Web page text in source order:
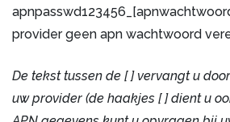
provider geen apn wachtwoord
De tekst tussen de [ ] vervangt u
uw provider (de haakjes [ ] dient u